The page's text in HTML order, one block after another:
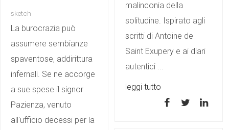
malinconia della
solitudine. Ispirato agli
scritti di Antoine de
Saint Exupery e ai diari
autentici ...
leggi tutto
sketch
La burocrazia può
assumere sembianze
spaventose, addirittura
infernali. Se ne accorge
a sue spese il signor
Pazienza, venuto
all'ufficio decessi per la